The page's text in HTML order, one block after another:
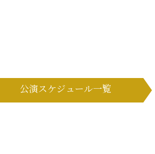
公演スケジュール一覧